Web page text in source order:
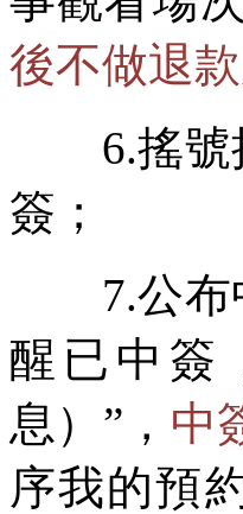
後不做退款
6.搖號抽
簽；
7.公布中
醒已中簽
息）”， 中
序我的預